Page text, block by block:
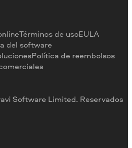
versión de prueba
Software Limited. Reservados
Términos de usoEULA
del software
Política de reembolsos